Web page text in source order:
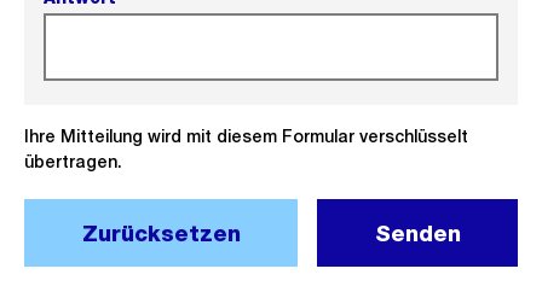
Ihre Mitteilung wird mit diesem Formular verschlüsselt
übertragen.
Zurücksetzen Senden